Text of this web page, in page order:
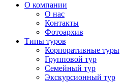
О компании
О нас
Контакты
Фотоархив
Типы туров
Корпоративные туры
Групповой тур
Семейный тур
Экскурсионный тур